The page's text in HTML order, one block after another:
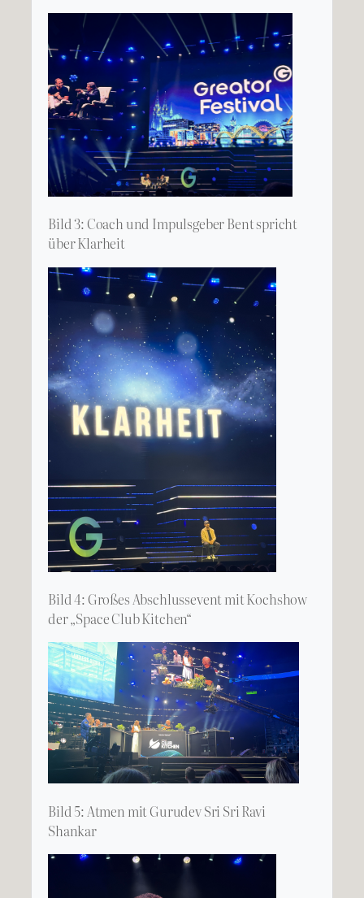
Bild 3: Coach und Impulsgeber Bent spricht
über Klarheit
Bild 4: Großes Abschlussevent mit Kochshow
der „Space Club Kitchen“
Bild 5: Atmen mit Gurudev Sri Sri Ravi
Shankar